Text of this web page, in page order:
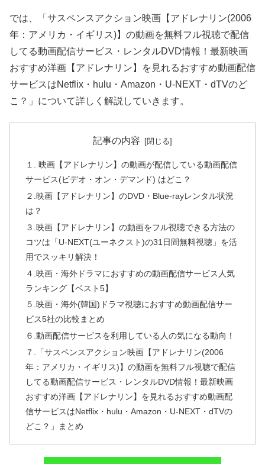
では、「サスペンスアクション映画【アドレナリン(2006
年：アメリカ・イギリス)】の動画を無料フル視聴で配信
してる動画配信サービス・レンタルDVD情報！最新映画
おすすめ洋画【アドレナリン】を見れるおすすめ動画配信
サービスはNetflix・hulu・Amazon・U-NEXT・dTVのど
こ？」について詳しく解説していきます。
記事の内容
１. 映画【アドレナリン】の動画が配信している動画配信
サービス(ビデオ・オン・デマンド) はどこ？
２.映画【アドレナリン】のDVD・Blue-rayレンタル状況
は？
３.映画【アドレナリン】の動画をフル視聴できる方法の
コツは「U-NEXT(ユーネクスト)の31日間無料視聴」を活
用でスッキリ解決！
４.映画・海外ドラマにおすすめの動画配信サービス人気
ランキング【ベスト5】
５.映画・海外(韓国)ドラマ視聴におすすめ動画配信サー
ビス5社の比較まとめ
６.動画配信サービスを利用している人の気になる動向！
７.「サスペンスアクション映画【アドレナリン(2006
年：アメリカ・イギリス)】の動画を無料フル視聴で配信
してる動画配信サービス・レンタルDVD情報！最新映画
おすすめ洋画【アドレナリン】を見れるおすすめ動画配
信サービスはNetflix・hulu・Amazon・U-NEXT・dTVの
どこ？」まとめ